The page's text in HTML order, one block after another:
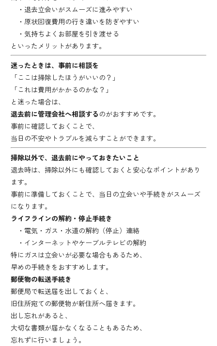
・退去立会いがスムーズに進みやすい
・原状回復費用の行き違いを防ぎやすい
・気持ちよくお部屋を引き渡せる
といったメリットがあります。
迷ったときは、事前に相談を
「ここは掃除したほうがいいの？」
「これは費用がかかるのかな？」
と迷った場合は、
退去前に管理会社へ相談する のがおすすめです。
事前に確認しておくことで、
当日の不安やトラブルを減らすことができます。
掃除以外で、退去前にやっておきたいこと
退去時は、掃除以外にも確認しておくと安心なポイントがあり
ます。
事前に準備しておくことで、当日の立会いや手続きがスムーズ
になります。
ライフラインの解約・停止手続き
・電気・ガス・水道の解約（停止）連絡
・インターネットやケーブルテレビの解約
特にガスは立会いが必要な場合もあるため、
早めの手続きをおすすめします。
郵便物の転送手続き
郵便局で転送届を出しておくと、
旧住所宛ての郵便物が新住所へ届きます。
出し忘れがあると、
大切な書類が届かなくなることもあるため、
忘れずに行いましょう。